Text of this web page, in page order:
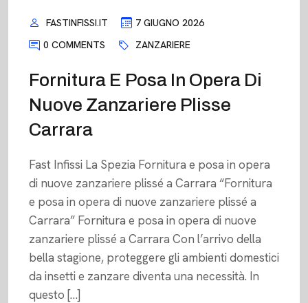
FASTINFISSI.IT
7 GIUGNO 2026
0 COMMENTS
ZANZARIERE
Fornitura E Posa In Opera Di
Nuove Zanzariere Plisse
Carrara
Fast Infissi La Spezia Fornitura e posa in opera
di nuove zanzariere plissé a Carrara “Fornitura
e posa in opera di nuove zanzariere plissé a
Carrara” Fornitura e posa in opera di nuove
zanzariere plissé a Carrara Con l’arrivo della
bella stagione, proteggere gli ambienti domestici
da insetti e zanzare diventa una necessità. In
questo […]